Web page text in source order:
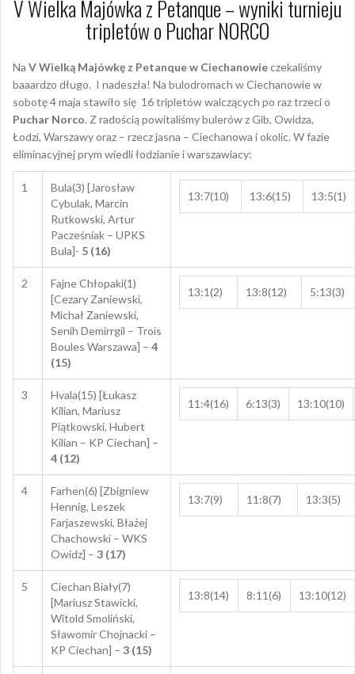
V Wielka Majówka z Petanque – wyniki turnieju
tripletów o Puchar NORCO
Na V Wielką Majówkę z Petanque w Ciechanowieczekaliśmy
baaardzo długo. I nadeszła! Na bulodromach w Ciechanowie w
sobotę 4 maja stawiło się 16 tripletów walczących po raz trzeci o
Puchar Norco. Z radością powitaliśmy bulerów z Gib, Owidza,
Łodzi, Warszawy oraz – rzecz jasna – Ciechanowa i okolic. W fazie
eliminacyjnej prym wiedli łodzianie i warszawiacy:
1
Bula(3) [Jarosław
Cybulak, Marcin
Rutkowski, Artur
Pacześniak – UPKS
Bula]- 5 (16)
13:7(10) 13:6(15) 13:5(1)
2
Fajne Chłopaki(1)
[Cezary Zaniewski,
Michał Zaniewski,
Senih Demirrgil – Trois
Boules Warszawa] – 4
(15)
13:1(2) 13:8(12) 5:13(3)
3
Hvala(15) [Łukasz
Kilian, Mariusz
Piątkowski, Hubert
Kilian – KP Ciechan] –
4 (12)
11:4(16) 6:13(3) 13:10(10)
4
Farhen(6) [Zbigniew
Hennig, Leszek
Farjaszewski, Błażej
Chachowski – WKS
Owidz] – 3 (17)
13:7(9) 11:8(7) 13:3(5)
5
Ciechan Biały(7)
[Mariusz Stawicki,
Witold Smoliński,
Sławomir Chojnacki –
KP Ciechan] – 3 (15)
13:8(14) 8:11(6) 13:10(12)